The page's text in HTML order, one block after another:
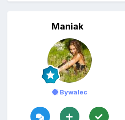
Maniak
Bywalec